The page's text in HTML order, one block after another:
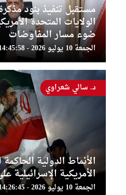
مستقبل تنفيذ بنود
الولايات المتحدة
ضوء مسار المفاوضات
الجمعة 10 يوليو 2026 - 14:45:58
الأنماط الدولية
الأمريكية الإسرائيلية
الجمعة 10 يوليو 2026 - 14:26:45
د. سالي شعراوي